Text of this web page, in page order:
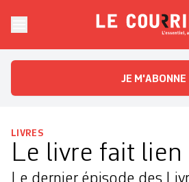
Le
JE M'ABONNE
LIVRES
Le livre fait lien